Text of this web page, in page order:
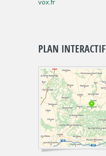
vox.fr
PLAN INTERACTIF